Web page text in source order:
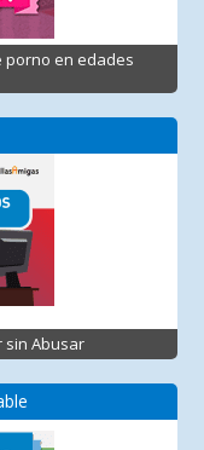
porno en edades
sin Abusar